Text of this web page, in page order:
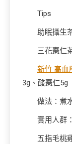
Tips
助眠攝生
三花棗仁
新竹 高血
3g、酸棗仁5g
做法：煮
實用人群
五指毛桃